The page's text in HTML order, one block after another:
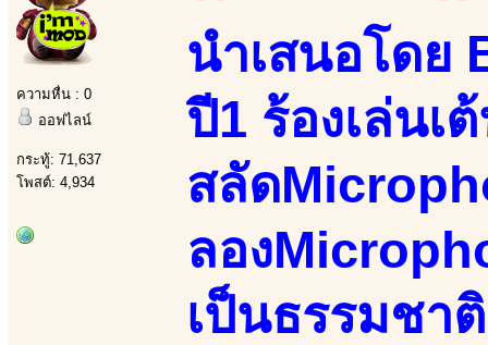
ความหื่น : 0
ออฟไลน์
กระทู้: 71,637
โพสต์: 4,934
นำเสนอโดย
ปี1 ร้องเล่นเ
สลัด
ลอง
เป็นธรรมชา